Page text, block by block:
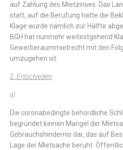
auf Zahlung des Mietzinses. Das
statt, auf die Berufung hatte die
Klage wurde nämlich zur Hälfte
BGH hatnunmehrweitestgehend
Gewerberaummietrechtmit den
umzugehen ist.
2. Entschieden
a)
Die coronabedingte behördliche
begründet keinen Mangel der
Gebrauchshindernis dar, das auf
Lage der Mietsache beruht.